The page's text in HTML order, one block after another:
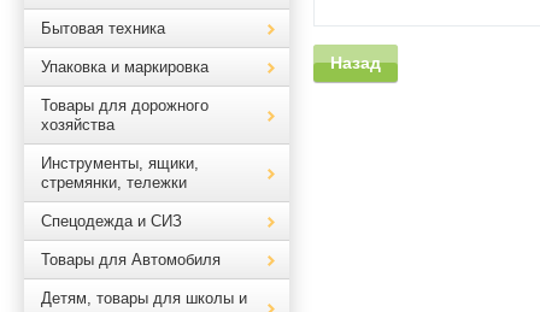
Бытовая техника
Упаковка и маркировка
Товары для дорожного
хозяйства
Инструменты, ящики,
стремянки, тележки
Спецодежда и СИЗ
Товары для Автомобиля
Детям, товары для школы и
Назад